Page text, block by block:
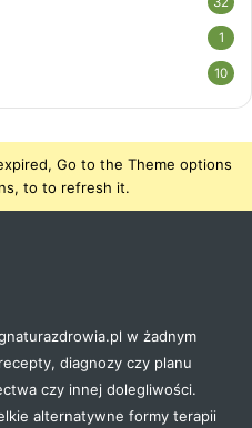
1
10
Go to the Theme options
to to refresh it.
w żadnym
diagnozy czy planu
czy innej dolegliwości.
alternatywne formy terapii